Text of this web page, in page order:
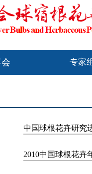
专家
中国球根花卉研究
2010中国球根花卉